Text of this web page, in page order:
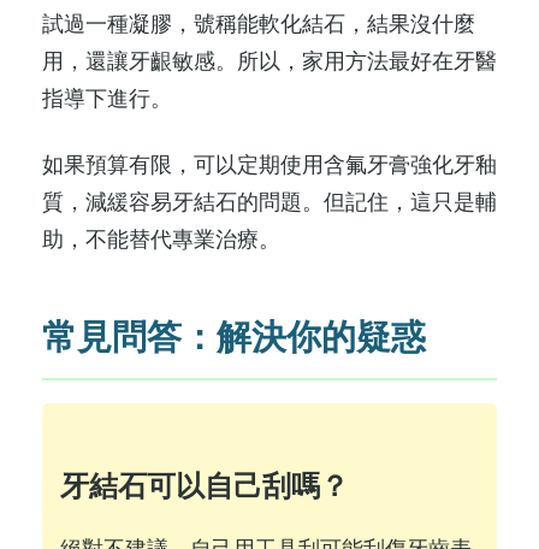
試過一種凝膠，號稱能軟化結石，結果沒什麼
用，還讓牙齦敏感。所以，家用方法最好在牙醫
指導下進行。
如果預算有限，可以定期使用含氟牙膏強化牙釉
質，減緩容易牙結石的問題。但記住，這只是輔
助，不能替代專業治療。
常見問答：解決你的疑惑
牙結石可以自己刮嗎？